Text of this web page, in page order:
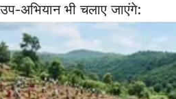
अभियान भी चलाए जाएंगे: